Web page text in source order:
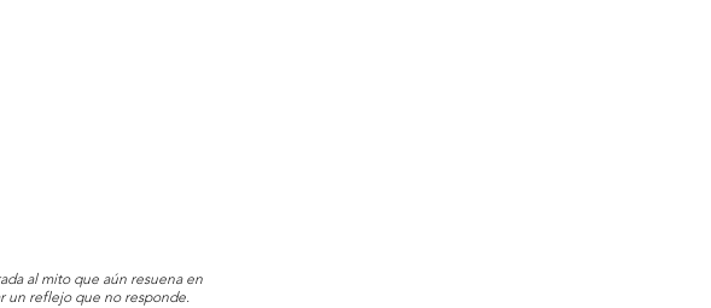
al mito que aún resuena en
un reflejo que no responde.